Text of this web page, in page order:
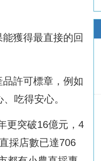
獲得最直接的回
許可標章，例如
吃得安心。
更突破16億元，4
採店數已達706